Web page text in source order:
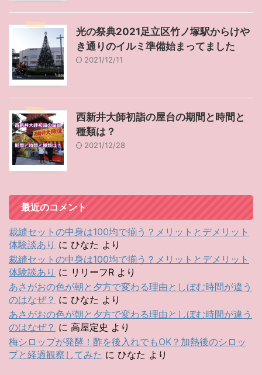
光の祭典2021足立区竹ノ塚駅からけや
き通りのイルミ準備始まってました
2021/12/11
西新井大師初詣の屋台の期間と時間と
種類は？
2021/12/28
最近のコメント
裁縫セットの中身は100均で揃う？メリットとデメリット
体験談あり に ひなた より
裁縫セットの中身は100均で揃う？メリットとデメリット
体験談あり に リリーフR より
あさがおの色が朝と夕方で変わる理由としぼむ時間が違う
のはなぜ？ に ひなた より
あさがおの色が朝と夕方で変わる理由としぼむ時間が違う
のはなぜ？ に 高屋定史 より
梅シロップが発酵！酢を後入れでもOK？加熱後のシロッ
プと経過観察してみた に ひなた より